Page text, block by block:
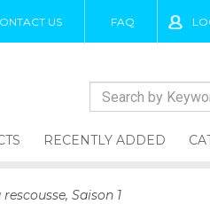
US FAQ
RECENTLY ADDED
Saison 1